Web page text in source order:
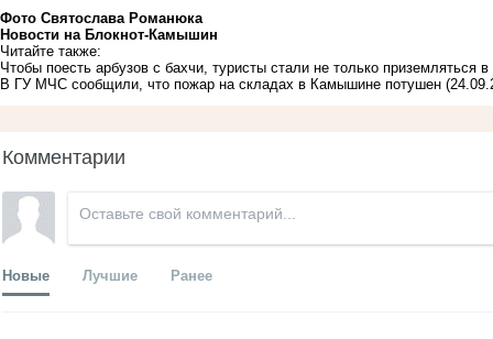
Фото Святослава Романюка
Новости на Блoкнoт-Камышин
Читайте также:
Чтобы поесть арбузов с бахчи, туристы стали не только приземляться
В ГУ МЧС сообщили, что пожар на складах в Камышине потушен
Комментарии
Новые Лучшие Ранее